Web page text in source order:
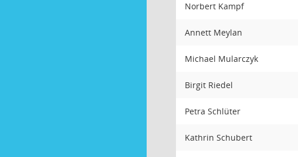
Norbert Kampf
Annett Meylan
Michael Mularczyk
Birgit Riedel
Petra Schlüter
Kathrin Schubert